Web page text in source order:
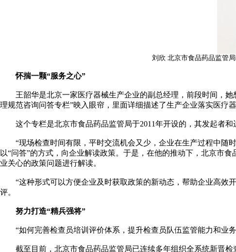
刘欣 北京市食品药品监管
怀揣一颗“服务之心”
王韶华是北京一家医疗器械生产企业的副总经理，前段时间，她
理规范咨询问答专栏”映入眼帘，里面详细描述了生产企业落实医疗
这个专栏是北京市食品药品监管局于2011年开设的，其发起者和
“现场检查时间有限，平时交流机会又少，企业在生产过程中随时
以“问答”的方式，向企业解读政策。于是，在他的推动下，北京市
业关心的政策问题进行解读。
“这种形式可以方便企业及时获取政策的新动态，帮助企业高效
评。
努力打造“精兵强将”
“如何完善检查员培训评价体系，提升检查员队伍监管能力和业务
截至目前，北京市食品药品监管局已连续多年组织全系统新晋检